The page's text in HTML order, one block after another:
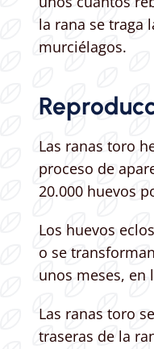
la rana se traga
murciélagos.
Las ranas toro
proceso de
20.000 huevos
Los huevos
o se
unos meses, en
Las ranas toro
traseras de la